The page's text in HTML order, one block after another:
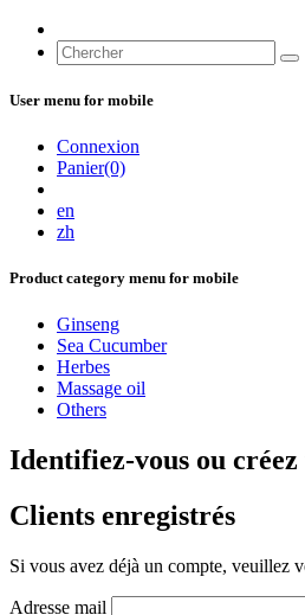
User menu for mobile
Connexion
Panier(0)
en
zh
Product category menu for mobile
Ginseng
Sea Cucumber
Herbes
Massage oil
Others
Identifiez-vous ou créez
Clients enregistrés
Si vous avez déjà un compte, veuillez
Adresse mail